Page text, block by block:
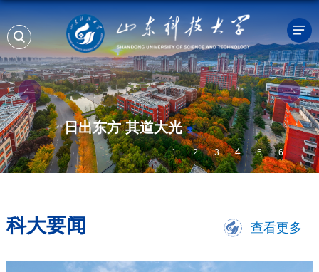
把辛弃疾的词唱给你听 学校举办艺术歌
1 2 3 4 5 6
查看更多
科大要闻